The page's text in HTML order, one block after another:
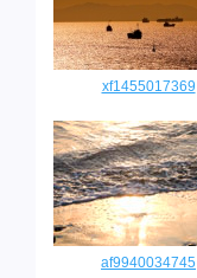
xf1455017369
af9940034745